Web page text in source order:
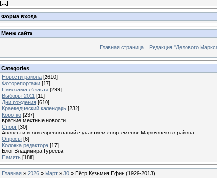
[...]
Форма входа
Меню сайта
Главная страница Редакция "Делового
Categories
Новости района [2610]
Фоторепортажи [17]
Панорама области [299]
Выборы-2011 [11]
Дни рождения [610]
Краеведческий календарь [232]
Коротко [237]
Краткие местные новости
Спорт [30]
Анонсы и итоги соревнований с участием спортсменов Марксовского района
Опросы [6]
Колонка редактора [17]
Блог Владимира Гуреева
Память [188]
Главная » 2026 » Март » 30 » Пётр Кузьмич Ефин (1929-2013)